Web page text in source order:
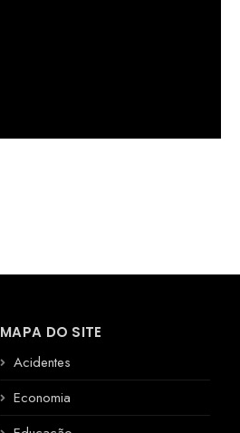
MAPA DO SITE
Acidentes
Economia